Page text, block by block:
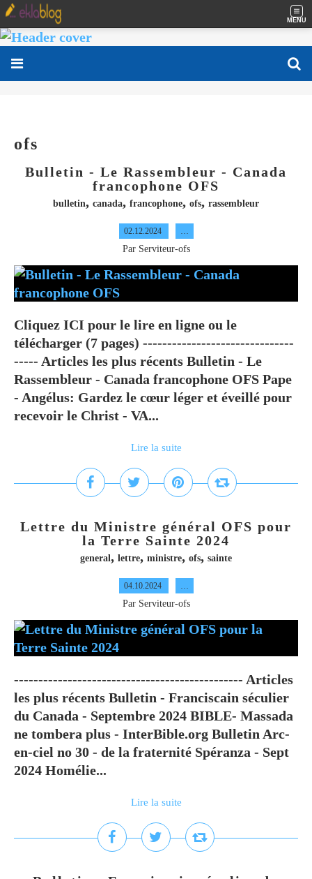
MENU
ofs
Bulletin - Le Rassembleur - Canada
francophone OFS
bulletin, canada, francophone, ofs, rassembleur
02.12.2024 …
Par Serviteur-ofs
Cliquez ICI pour le lire en ligne ou le
télécharger (7 pages) -------------------------------
----- Articles les plus récents Bulletin - Le
Rassembleur - Canada francophone OFS Pape
- Angélus: Gardez le cœur léger et éveillé pour
recevoir le Christ - VA...
Lire la suite
Lettre du Ministre général OFS pour
la Terre Sainte 2024
general, lettre, ministre, ofs, sainte
04.10.2024 …
Par Serviteur-ofs
----------------------------------------------- Articles
les plus récents Bulletin - Franciscain séculier
du Canada - Septembre 2024 BIBLE- Massada
ne tombera plus - InterBible.org Bulletin Arc-
en-ciel no 30 - de la fraternité Spéranza - Sept
2024 Homélie...
Lire la suite